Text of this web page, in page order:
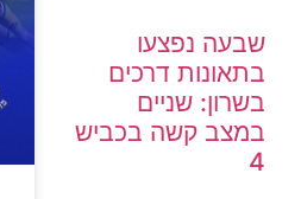
שבעה נפצעו
בתאונות דרכים
בשרון: שניים
במצב קשה בכביש
4